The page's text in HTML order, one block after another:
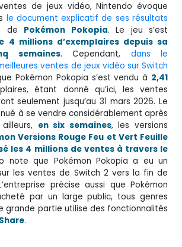
de jeux vidéo, Nintendo évoque
le document explicatif de ses résultats
de Pokémon Pokopia. Le jeu s’est
4 millions d’exemplaires depuis sa
semaines. Cependant, dans le
ventes de jeux vidéo sur Switch
Pokémon Pokopia s’est vendu à 2,41
étant donné qu’ici, les ventes
seulement jusqu’au 31 mars 2026. Le
à se vendre considérablement après
en six semaines, les versions
Versions Rouge Feu et Vert Feuille
les 4 millions de ventes à travers le
note que Pokémon Pokopia a eu un
les ventes de Switch 2 vers la fin de
précise aussi que Pokémon
par un large public, tous genres
grande partie utilise des fonctionnalités
.